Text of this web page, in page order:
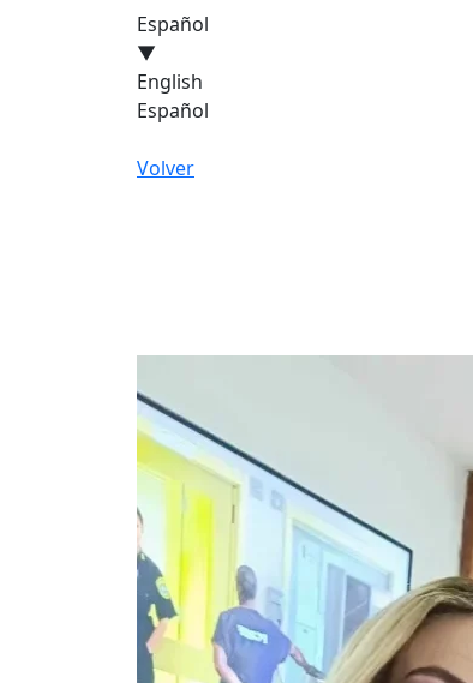
Español
▼
English
Español
Volver